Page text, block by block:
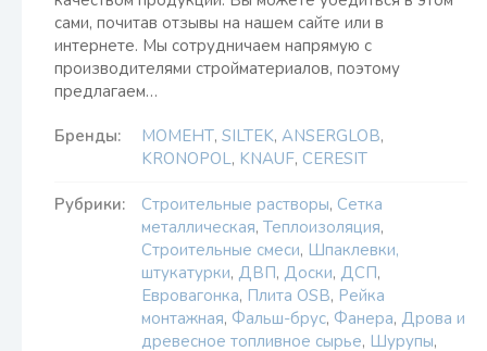
сами, почитав отзывы на нашем сайте или в
интернете. Мы сотрудничаем напрямую с
производителями стройматериалов, поэтому
предлагаем…
Бренды: МОМЕНТ, SILTEK, ANSERGLOB,
KRONOPOL, KNAUF, CERESIT
Рубрики: Строительные растворы, Сетка
металлическая, Теплоизоляция,
Строительные смеси, Шпаклевки,
штукатурки, ДВП, Доски, ДСП,
Евровагонка, Плита OSB, Рейка
монтажная, Фальш-брус, Фанера, Дрова и
древесное топливное сырье, Шурупы,